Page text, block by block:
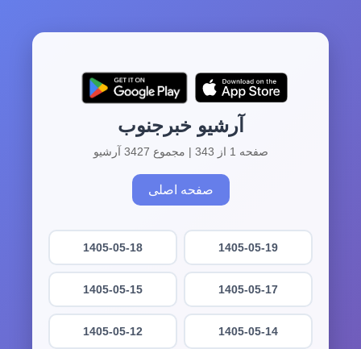
آرشیو خبرجنوب
صفحه 1 از 343 | مجموع 3427 آرشیو
صفحه اصلی
1405-05-19
1405-05-18
1405-05-17
1405-05-15
1405-05-14
1405-05-12